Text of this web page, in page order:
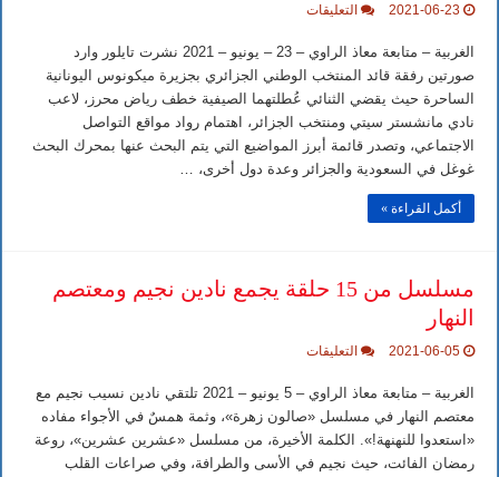
2021-06-23 التعليقات
محرز
وتايلور
وارد
تكتسح
البحث
بغوغل
ومواقع
التواصل
مغلقة
الغربية – متابعة معاذ الراوي – 23 – يونيو – 2021 نشرت تايلور وارد
صورتين رفقة قائد المنتخب الوطني الجزائري بجزيرة ميكونوس اليونانية
الساحرة حيث يقضي الثنائي عُطلتهما الصيفية خطف رياض محرز، لاعب
نادي مانشستر سيتي ومنتخب الجزائر، اهتمام رواد مواقع التواصل
الاجتماعي، وتصدر قائمة أبرز المواضيع التي يتم البحث عنها بمحرك البحث
غوغل في السعودية والجزائر وعدة دول أخرى، …
أكمل القراءة »
مسلسل من 15 حلقة يجمع نادين نجيم ومعتصم
النهار
2021-06-05 التعليقات
15
حلقة
يجمع
نادين
نجيم
الغربية – متابعة معاذ الراوي – 5 يونيو – 2021 تلتقي نادين نسيب نجيم مع
معتصم النهار في مسلسل «صالون زهرة»، وثمة همسٌ في الأجواء مفاده
«استعدوا للنهنهة!». الكلمة الأخيرة، من مسلسل «عشرين عشرين»، روعة
رمضان الفائت، حيث نجيم في الأسى والطرافة، وفي صراعات القلب